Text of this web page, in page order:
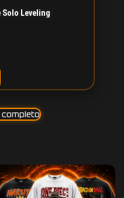
Solo Leveling